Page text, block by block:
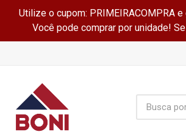
Utilize o cupom: PRIMEIRACOMPRA
Você pode comprar por unidade!